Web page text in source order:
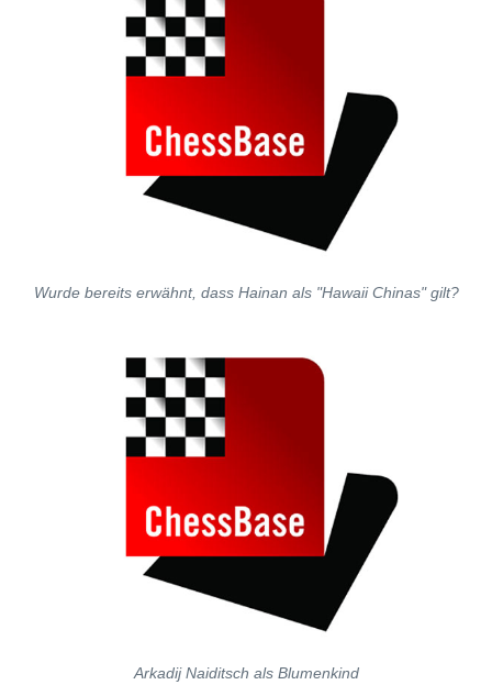
Wurde bereits erwähnt, dass Hainan als "Hawaii Chinas" gilt?
Arkadij Naiditsch als Blumenkind